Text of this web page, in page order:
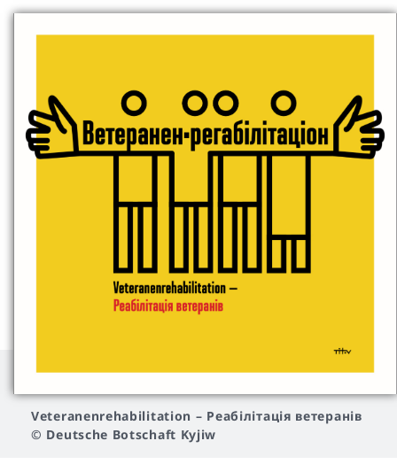
Veteranenrehabilitation – Реабілітація ветеранів
© Deutsche Botschaft Kyjiw